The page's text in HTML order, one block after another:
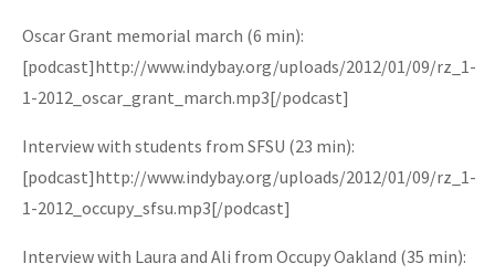
Oscar Grant memorial march (6 min):
[podcast]http://www.indybay.org/uploads/2012/01/09/rz_1-
1-2012_oscar_grant_march.mp3[/podcast]
Interview with students from SFSU (23 min):
[podcast]http://www.indybay.org/uploads/2012/01/09/rz_1-
1-2012_occupy_sfsu.mp3[/podcast]
Interview with Laura and Ali from Occupy Oakland (35 min):